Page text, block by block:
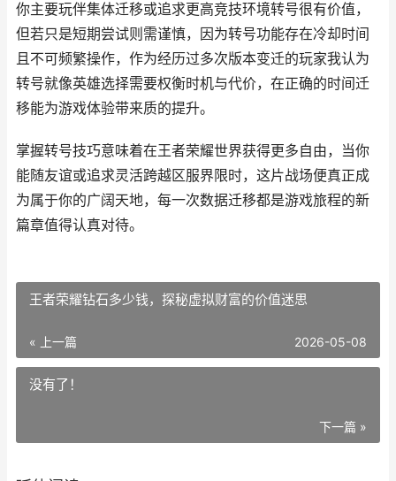
你主要玩伴集体迁移或追求更高竞技环境转号很有价值，
但若只是短期尝试则需谨慎，因为转号功能存在冷却时间
且不可频繁操作，作为经历过多次版本变迁的玩家我认为
转号就像英雄选择需要权衡时机与代价，在正确的时间迁
移能为游戏体验带来质的提升。
掌握转号技巧意味着在王者荣耀世界获得更多自由，当你
能随友谊或追求灵活跨越区服界限时，这片战场便真正成
为属于你的广阔天地，每一次数据迁移都是游戏旅程的新
篇章值得认真对待。
王者荣耀钻石多少钱，探秘虚拟财富的价值迷思
« 上一篇 2026-05-08
没有了！
下一篇 »